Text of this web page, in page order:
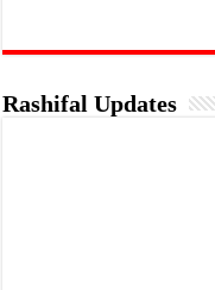
Rashifal Updates